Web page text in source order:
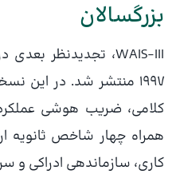
بزرگسالان
1997 منتشر شد. در
کلامی، ضریب هوشی
همراه چهار شاخص ثانویه
کاری، سازماندهی ادراکی و